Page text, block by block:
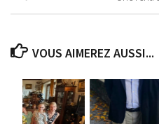
VOUS AIMEREZ AUSSI...